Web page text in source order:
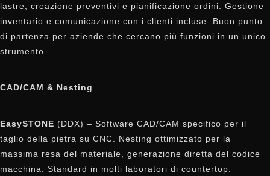
lastre, creazione preventivi e pianificazione ordini. Gestione
inventario e comunicazione con i clienti incluse. Buon punto
di partenza per aziende che cercano più funzioni in un unico
strumento.
CAD/CAM & Nesting
EasySTONE (DDX) – Software CAD/CAM specifico per il
taglio della pietra su CNC. Nesting ottimizzato per la
massima resa del materiale, generazione diretta del codice
macchina. Standard in molti laboratori di countertop.